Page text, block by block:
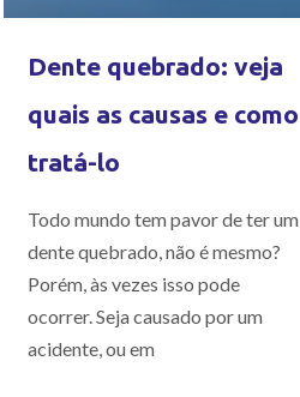
Dente quebrado: veja
quais as causas e como
tratá-lo
Todo mundo tem pavor de ter um
dente quebrado, não é mesmo?
Porém, às vezes isso pode
ocorrer. Seja causado por um
acidente, ou em